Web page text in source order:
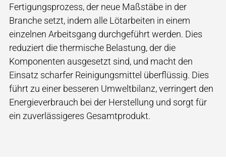
Fertigungsprozess, der neue Maßstäbe in der
Branche setzt, indem alle Lötarbeiten in einem
einzelnen Arbeitsgang durchgeführt werden. Dies
reduziert die thermische Belastung, der die
Komponenten ausgesetzt sind, und macht den
Einsatz scharfer Reinigungsmittel überflüssig. Dies
führt zu einer besseren Umweltbilanz, verringert den
Energieverbrauch bei der Herstellung und sorgt für
ein zuverlässigeres Gesamtprodukt.